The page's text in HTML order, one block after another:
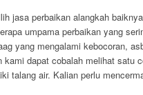
jasa perbaikan alangkah
umpama perbaikan yang
yang mengalami kebocoran,
kami dapat cobalah melihat satu
talang air. Kalian perlu